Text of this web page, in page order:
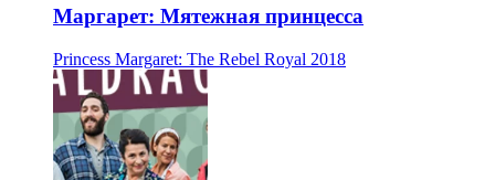
Маргарет: Мятежная принцесса
Princess Margaret: The Rebel Royal 2018